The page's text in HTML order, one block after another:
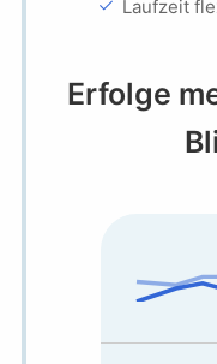
check Laufzeit
Erfolge